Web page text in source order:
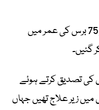
برطانیہ کی معروف گلوکارہ بونی ٹیلر 75 برس کی عمر میں
گئیں۔
کی تصدیق کرتے ہوئے
میں زیر علاج تھیں جہاں